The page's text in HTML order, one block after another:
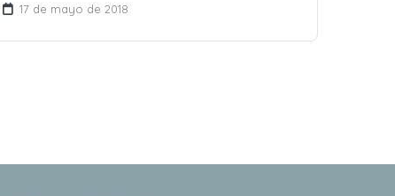
17 de mayo de 2018